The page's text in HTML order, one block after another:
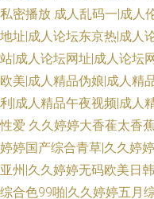
私密播放 成人乱码一|成人
地址|成人论坛东京热|成人
站|成人论坛网址|成人论坛
欧美|成人精品伪娘|成人精
利|成人精品午夜视频|成人
性爱 久久婷婷大香萑太香
婷婷国产综合青草|久久婷
亚州|久久婷婷无码欧美日
综合色99啪|久久婷婷五月